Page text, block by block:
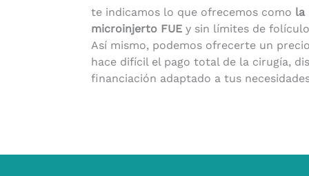
te indicamos lo que ofrecemos como la
microinjerto FUE y sin límites de
Así mismo, podemos ofrecerte un
hace difícil el pago total de la cirugía,
financiación adaptado a tus